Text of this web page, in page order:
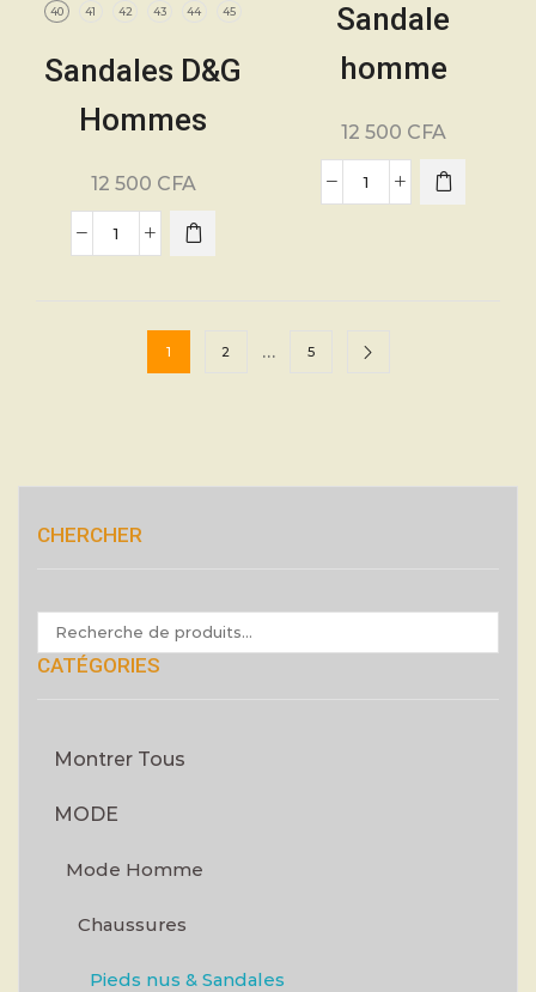
40 41 42 43 44 45
Sandales D&G
Hommes
Modernes –
Pointure. 40 à
45 – 100% cuir
12 500 CFA
Sandale
homme
Balenciaga –
Pointure 40 à
45 – Cuir –
12 500 CFA
1 2 … 5
CHERCHER
CATÉGORIES
Montrer Tous
MODE
Mode Homme
Chaussures
Pieds nus & Sandales